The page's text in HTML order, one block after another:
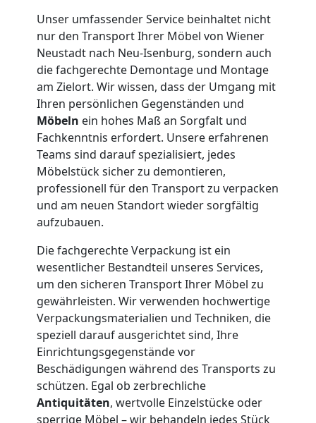
Unser umfassender Service beinhaltet nicht
nur den Transport Ihrer Möbel von Wiener
Neustadt nach Neu-Isenburg, sondern auch
die fachgerechte Demontage und Montage
am Zielort. Wir wissen, dass der Umgang mit
Ihren persönlichen Gegenständen und
Möbeln ein hohes Maß an Sorgfalt und
Fachkenntnis erfordert. Unsere erfahrenen
Teams sind darauf spezialisiert, jedes
Möbelstück sicher zu demontieren,
professionell für den Transport zu verpacken
und am neuen Standort wieder sorgfältig
aufzubauen.
Die fachgerechte Verpackung ist ein
wesentlicher Bestandteil unseres Services,
um den sicheren Transport Ihrer Möbel zu
gewährleisten. Wir verwenden hochwertige
Verpackungsmaterialien und Techniken, die
speziell darauf ausgerichtet sind, Ihre
Einrichtungsgegenstände vor
Beschädigungen während des Transports zu
schützen. Egal ob zerbrechliche
Antiquitäten, wertvolle Einzelstücke oder
sperrige Möbel – wir behandeln jedes Stück
Neustadt
Fernumzug
Wiener
Neustadt
Firmenumzug
Wiener
Neustadt
Büroumzug
Wiener
Neustadt